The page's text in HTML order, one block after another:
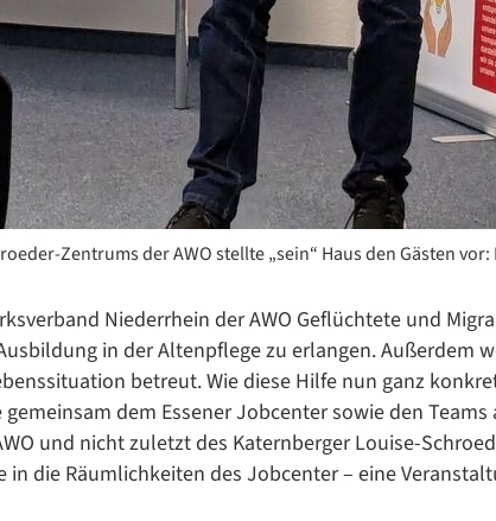
Zentrums der AWO stellte „sein“ Haus den Gästen vor:
Niederrhein der AWO Geflüchtete und
in der Altenpflege zu erlangen. Außerdem
betreut. Wie diese Hilfe nun ganz
dem Essener Jobcenter sowie den Teams
und nicht zuletzt des Katernberger Louise-
in die Räumlichkeiten des Jobcenter – eine